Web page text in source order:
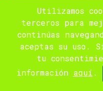
Utilizamos
terceros para
continúas
aceptas su uso.
tu
información aquí .